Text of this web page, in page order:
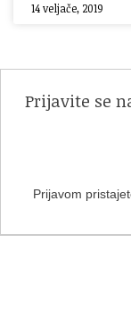
14 veljače, 2019
Prijavite se
Prijavom